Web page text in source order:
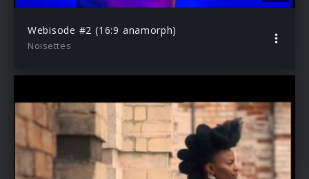
Webisode #2 (16:9 anamorph)
Noisettes